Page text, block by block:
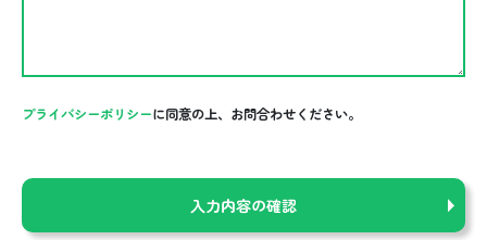
プライバシーポリシーに同意の上、お問合わせください。